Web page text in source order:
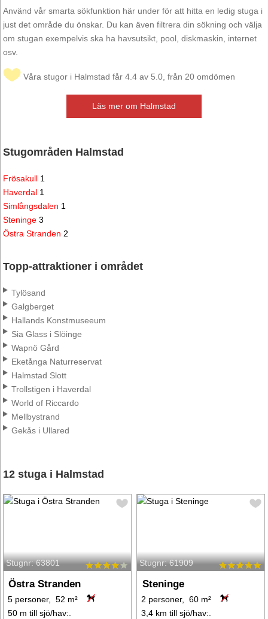
Använd vår smarta sökfunktion här under för att hitta en ledig stuga i
just det område du önskar. Du kan även filtrera din sökning och välja
om stugan exempelvis ska ha havsutsikt, pool, diskmaskin, internet
osv.
Läs mer om Halmstad
Våra stugor i Halmstad får 4.4 av 5.0, från 20 omdömen
Stugområden Halmstad
Frösakull 1
Haverdal 1
Simlångsdalen 1
Steninge 3
Östra Stranden 2
Topp-attraktioner i området
Tylösand
Galgberget
Hallands Konstmuseeum
Sia Glass i Slöinge
Wapnö Gård
Eketånga Naturreservat
Halmstad Slott
Trollstigen i Haverdal
World of Riccardo
Mellbystrand
Gekås i Ullared
12 stuga i Halmstad
Stugnr: 63801
Östra Stranden
5 personer, 52 m²
50 m till sjö/hav:.
Stugnr: 61909
Steninge
2 personer, 60 m²
3,4 km till sjö/hav:.